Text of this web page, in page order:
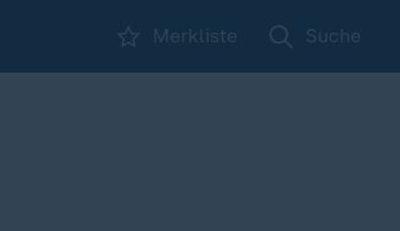
Merkliste Suche